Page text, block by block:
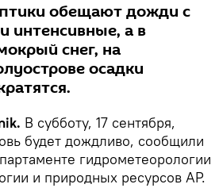
обещают дожди с
интенсивные, а в
снег, на
осадки
В субботу, 17 сентября,
будет дождливо, сообщили
гидрометеорологии
и природных ресурсов АР.